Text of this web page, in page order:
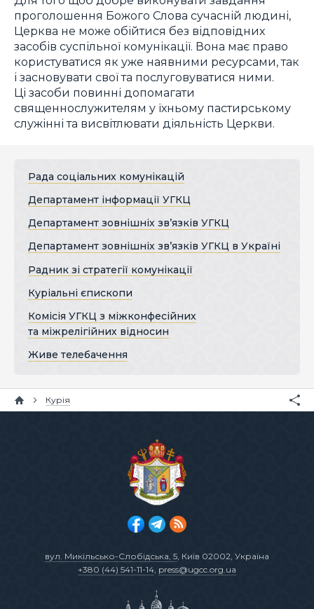
проголошення Божого Слова сучасній людині,
Церква не може обійтися без відповідних
засобів суспільної комунікації. Вона має право
користуватися як уже наявними ресурсами, так
і засновувати свої та послуговуватися ними.
Ці засоби повинні допомагати
священнослужителям у їхньому пастирському
служінні та висвітлювати діяльність Церкви.
Рада соціальних комунікацій
Департамент інформації УГКЦ
Департамент зовнішніх зв’язків УГКЦ
Департамент зовнішніх зв’язків УГКЦ в Україні
Радник зі стратегії комунікації
Куріальні єпископи
Комісія УГКЦ з міжконфесійних
та міжрелігійних відносин
Живе телебачення
Курія
вул. Микільсько-Слобідська, 5, Київ 02002, Україна
+380 (44) 541-11-14, press@ugcc.org.ua